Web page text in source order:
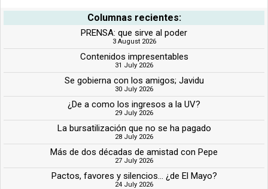
Columnas recientes:
PRENSA: que sirve al poder
3 August 2026
Contenidos impresentables
31 July 2026
Se gobierna con los amigos; Javidu
30 July 2026
¿De a como los ingresos a la UV?
29 July 2026
La bursatilización que no se ha pagado
28 July 2026
Más de dos décadas de amistad con Pepe
27 July 2026
Pactos, favores y silencios... ¿de El Mayo?
24 July 2026